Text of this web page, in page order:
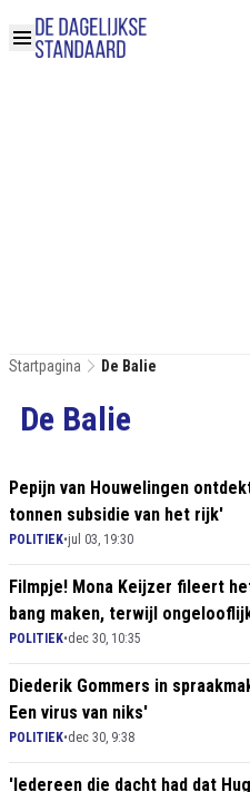
Startpagina De Balie
De Balie
Pepijn van Houwelingen
tonnen subsidie van het rijk'
POLITIEK•jul 03, 19:30
Filmpje! Mona Keijzer fileert
bang maken, terwijl
wordt'
POLITIEK•dec 30, 10:35
Diederik Gommers in
Een virus van niks'
POLITIEK•dec 30, 9:38
'Iedereen die dacht had dat